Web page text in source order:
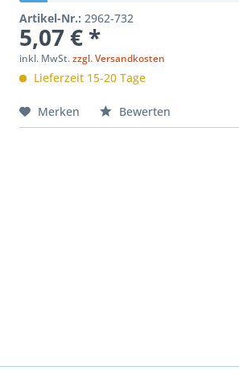
Artikel-Nr.:2962-732
5,07 € *
inkl. MwSt.zzgl. Versandkosten
Lieferzeit 15-20 Tage
Merken Bewerten